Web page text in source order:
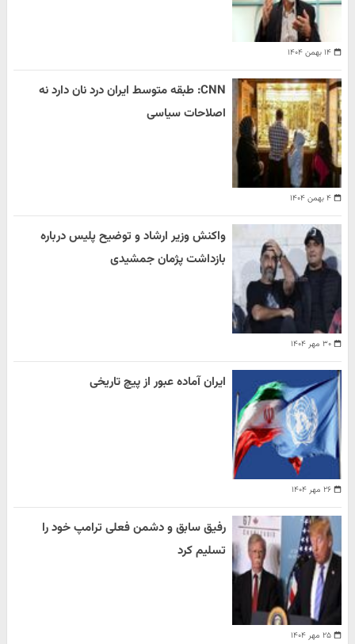
۱۴ بهمن ۱۴۰۴
۴ بهمن ۱۴۰۴
CNN: طبقه متوسط ایران درد نان دارد نه
اصلاحات سیاسی
۳۰ مهر ۱۴۰۴
واکنش وزیر ارشاد و توضیح پلیس درباره
بازداشت پژمان جمشیدی
۲۶ مهر ۱۴۰۴
ایران آماده عبور از پیچ تاریخی
۲۵ مهر ۱۴۰۴
رفیق سابق و دشمن فعلی ترامپ خود را
تسلیم کرد